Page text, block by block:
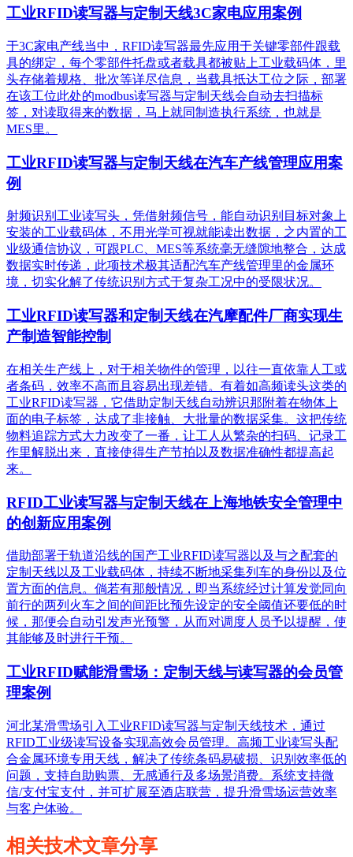
工业RFID读写器与定制天线3C家电应用案例
于3C家电产线当中，RFID读写器最先应用于关键零部件跟载
具的绑定，每个零部件托盘或者载具都被贴上工业载码体，里
头存储着规格、批次等详尽信息，当载具抵达工位之际，部署
在该工位此处的modbus读写器与定制天线会自动去扫描标
签，对读取得来的数据，马上就同制造执行系统，也就是
MES里。
工业RFID读写器与定制天线在汽车产线管理应用案
例
射频识别工业读写头，凭借射频信号，能自动识别目标对象上
安装的工业载码体，不用光学可视就能读出数据，之内置的工
业级通信协议，可跟PLC、MES等系统毫无缝隙地整合，达成
数据实时传递，此项技术极其适配汽车产线管理里的金属环
境，切实化解了传统识别方式于复杂工况中的受限状况。
工业RFID读写器和定制天线在汽摩配件厂商实现生
产制造智能控制
在相关生产线上，对于相关物件的管理，以往一直依靠人工或
者条码，效率不高而且容易出现差错。有着如高频读头这类的
工业RFID读写器，它借助定制天线自动辨识那附着在物体上
面的电子标签，达成了非接触、大批量的数据采集。这把传统
物料追踪方式大力改变了一番，让工人从繁杂的扫码、记录工
作里解脱出来，直接使得生产节拍以及数据准确性都提高起
来。
RFID工业读写器与定制天线在上海地铁安全管理中
的创新应用案例
借助部署于轨道沿线的国产工业RFID读写器以及与之配套的
定制天线以及工业载码体，持续不断地采集列车的身份以及位
置方面的信息。倘若有那般情况，即当系统经过计算发觉同向
前行的两列火车之间的间距比预先设定的安全阈值还要低的时
候，那便会自动引发声光预警，从而对调度人员予以提醒，使
其能够及时进行干预。
工业RFID赋能滑雪场：定制天线与读写器的会员管
理案例
河北某滑雪场引入工业RFID读写器与定制天线技术，通过
RFID工业级读写设备实现高效会员管理。高频工业读写头配
合金属环境专用天线，解决了传统条码易破损、识别效率低的
问题，支持自助购票、无感通行及多场景消费。系统支持微
信/支付宝支付，并可扩展至酒店联营，提升滑雪场运营效率
与客户体验。
相关技术文章分享